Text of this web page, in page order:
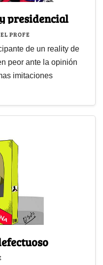
presidencial
PROFE
de un reality de
peor ante la opinión
imitaciones